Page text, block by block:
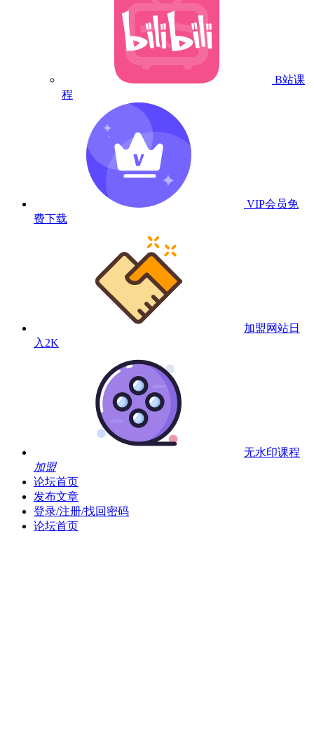
B站课
程
VIP会员免
费下载
加盟网站日
入2K
无水印课程
加盟
论坛首页
发布文章
登录/注册/找回密码
论坛首页